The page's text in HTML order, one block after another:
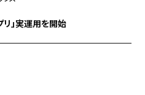
」実運用を開始